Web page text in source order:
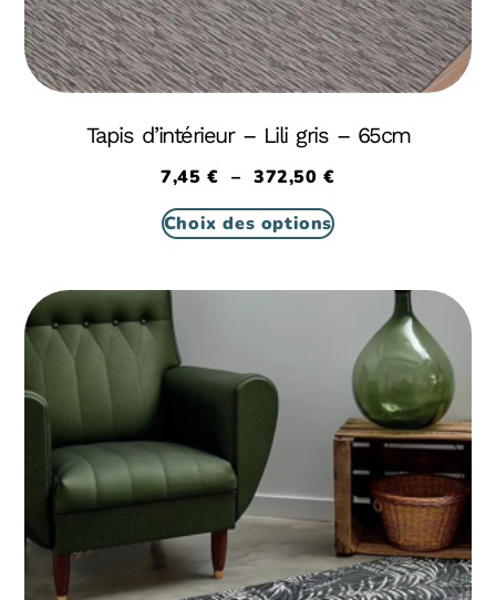
Tapis d’intérieur – Lili gris – 65cm
7,45€ – 372,50€
Choix des options